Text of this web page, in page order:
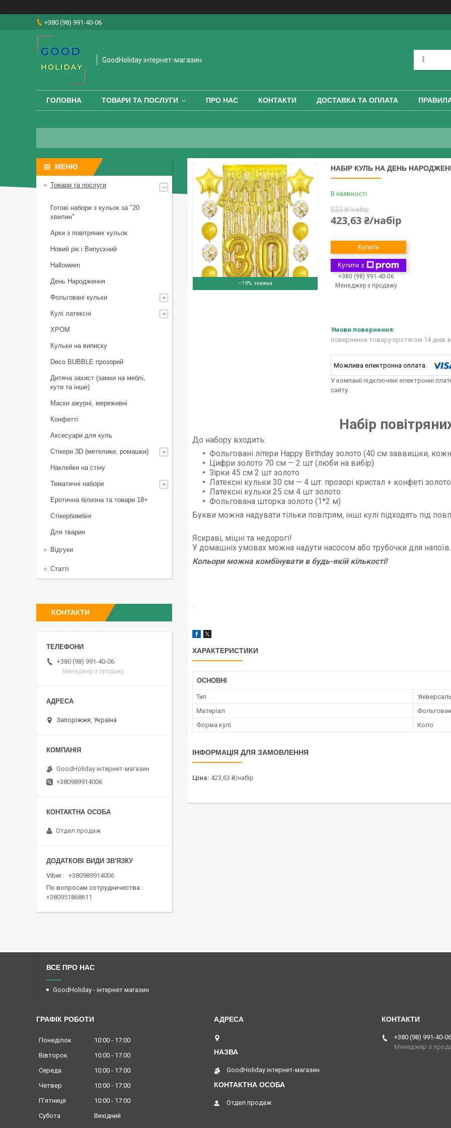
+380 (98) 991-40-06
GoodHoliday інтернет-магазин
ГОЛОВНА ТОВАРИ ТА ПОСЛУГИ ПРО НАС КОНТАКТИ ДОСТАВКА ТА ОПЛАТА
–19%
НАБІР КУЛЬ НА ДЕНЬ
В наявності
523 ₴/набір
423,63 ₴/набір
Купити
Купити з
+380 (98) 991-40-06
Менеджер з продажу
повернення товару протягом 14 днів
У компанії підключені електронні
сайту.
Набір
До набору входить:
Фольговані літери Happy Birthday золото (40 см заввишки,
Цифри золото 70 см — 2 шт (люби на вибір)
Зірки 45 см 2 шт золото
Латексні кульки 30 см — 4 шт. прозорі кристал + конфеті золото
Латексні кульки 25 см 4 шт золото
Фольгована шторка золото (1*2 м)
Букви можна надувати тільки повітрям, інші кулі підходять під
Яскраві, міцні та недорогі!
У домашніх умовах можна надути насосом або трубочки для напоїв.
Кольори можна комбінувати в будь-якій кількості!
.
ХАРАКТЕРИСТИКИ
ОСНОВНІ
Тип
Матеріал
Форма кулі
Коло
ІНФОРМАЦІЯ ДЛЯ ЗАМОВЛЕННЯ
Ціна: 423,63 ₴/набір
Товари та послуги
Готові набори з кульок за "20
хвилин"
Арки з повітряних кульок
Новий рік і Випускний
Halloween
День Народження
Фольговані кульки
Кулі латексні
ХРОМ
Кульки на виписку
Deco BUBBLE прозорий
Дитяча захист (замки на меблі,
кути та інше)
Маски ажурні, мереживні
Конфетті
Аксесуари для куль
Стікери 3D (метелики, ромашки)
Наклейки на стіну
Тематичні набори
Еротична білизна та товари 18+
Стікербомбінг
Для тварин
Відгуки
Статті
КОНТАКТИ
+380 (98) 991-40-06
Менеджер з продажу
Запоріжжя, Україна
GoodHoliday інтернет-магазин
+380989914006
Отдел продаж
Viber
+380989914006
По вопросам сотрудничества
+380951868611
ВСЕ ПРО НАС
GoodHoliday - інтернет магазин
ГРАФІК РОБОТИ
Понеділок 10:00
17:00
Вівторок
10:00
17:00
Середа
10:00
17:00
Четвер
10:00
17:00
Пʼятниця
10:00
17:00
Субота
Вихідний
GoodHoliday інтернет-магазин
Отдел продаж
+380 (98) 991-40-06
Менеджер з